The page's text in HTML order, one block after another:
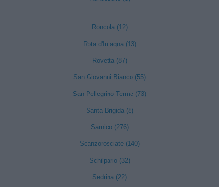
Roncola (12)
Rota d'Imagna (13)
Rovetta (87)
San Giovanni Bianco (55)
San Pellegrino Terme (73)
Santa Brigida (8)
Sarnico (276)
Scanzorosciate (140)
Schilpario (32)
Sedrina (22)